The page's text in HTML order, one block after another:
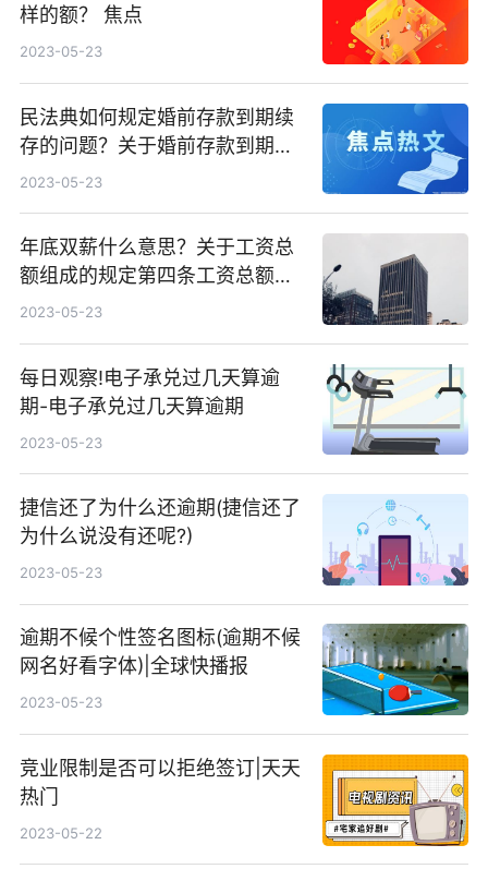
样的额？ 焦点
2023-05-23
民法典如何规定婚前存款到期续
存的问题？关于婚前存款到期后
续存还是个人财产吗？
2023-05-23
年底双薪什么意思？关于工资总
额组成的规定第四条工资总额由
哪六个部分组成？
2023-05-23
每日观察!电子承兑过几天算逾
期-电子承兑过几天算逾期
2023-05-23
捷信还了为什么还逾期(捷信还了
为什么说没有还呢?)
2023-05-23
逾期不候个性签名图标(逾期不候
网名好看字体)|全球快播报
2023-05-23
竞业限制是否可以拒绝签订|天天
热门
2023-05-22